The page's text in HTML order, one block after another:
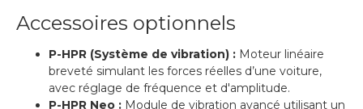
Accessoires optionnels
P-HPR (Système de vibration) : Moteur linéaire
breveté simulant les forces réelles d’une voiture,
avec réglage de fréquence et d'amplitude.
P-HPR Neo : Module de vibration avancé utilisant un